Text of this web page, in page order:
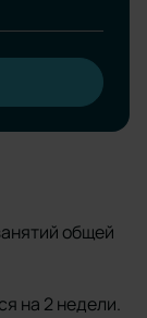
общей
на 2 недели.